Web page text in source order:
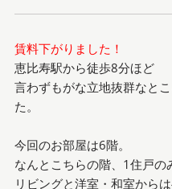
賃料下がりました！
恵比寿駅から徒歩8分ほど
言わずもがな立地抜群なと
た。
今回のお部屋は6階。
なんとこちらの階、1住戸の
リビングと洋室・和室から